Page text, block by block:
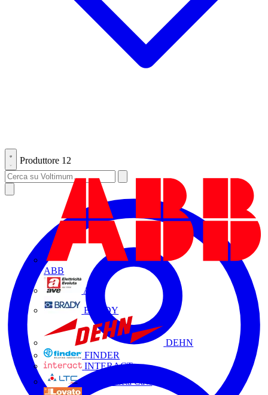
Produttore 12
ABB
AVE
BRADY
DEHN
FINDER
INTERACT
La Triveneta Cavi